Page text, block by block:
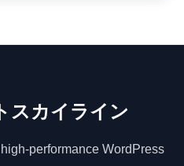
スカイライン
performance WordPress